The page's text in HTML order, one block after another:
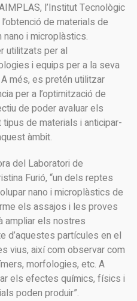
l’Institut Tecnològic
de materials de
i microplàstics.
utilitzats per al
i equips per a la seva
més, es pretén utilitzar
per a l’optimització de
de poder avaluar els
de materials i anticipar-
àmbit.
del Laboratori de
Furió, “un dels reptes
nano i microplàstics de
els assajos i les proves
ampliar els nostres
d’aquestes partícules en el
vius, així com observar com
morfologies, etc. A
els efectes químics, físics i
poden produir”.